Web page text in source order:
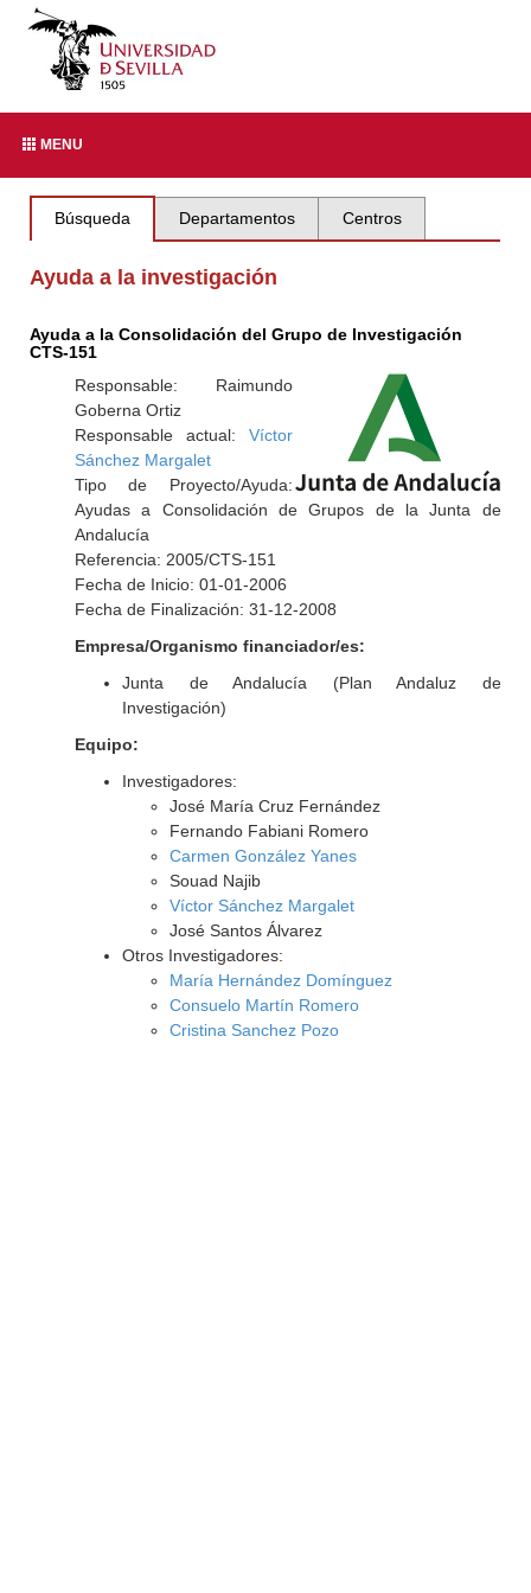
MENU
Búsqueda Departamentos Centros
Ayuda a la investigación
Ayuda a la Consolidación del Grupo de Investigación
CTS-151
Responsable: Raimundo
Goberna Ortiz
Responsable actual: Víctor
Sánchez Margalet
Tipo de Proyecto/Ayuda:
Ayudas a Consolidación de Grupos de la Junta de
Andalucía
Referencia: 2005/CTS-151
Fecha de Inicio: 01-01-2006
Fecha de Finalización: 31-12-2008
Empresa/Organismo financiador/es:
Junta de Andalucía (Plan Andaluz de
Investigación)
Equipo:
Investigadores:
José María Cruz Fernández
Fernando Fabiani Romero
Carmen González Yanes
Souad Najib
Víctor Sánchez Margalet
José Santos Álvarez
Otros Investigadores:
María Hernández Domínguez
Consuelo Martín Romero
Cristina Sanchez Pozo